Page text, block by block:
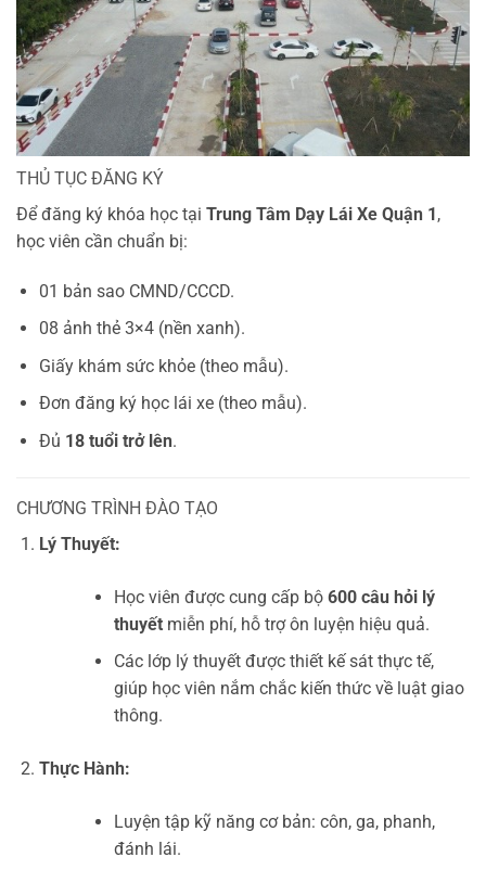
THỦ TỤC ĐĂNG KÝ
Để đăng ký khóa học tại Trung Tâm Dạy Lái Xe Quận 1,
học viên cần chuẩn bị:
01 bản sao CMND/CCCD.
08 ảnh thẻ 3×4 (nền xanh).
Giấy khám sức khỏe (theo mẫu).
Đơn đăng ký học lái xe (theo mẫu).
Đủ 18 tuổi trở lên.
CHƯƠNG TRÌNH ĐÀO TẠO
Lý Thuyết:
Học viên được cung cấp bộ 600 câu hỏi lý
thuyếtmiễn phí, hỗ trợ ôn luyện hiệu quả.
Các lớp lý thuyết được thiết kế sát thực tế,
giúp học viên nắm chắc kiến thức về luật giao
thông.
Thực Hành:
Luyện tập kỹ năng cơ bản: côn, ga, phanh,
đánh lái.